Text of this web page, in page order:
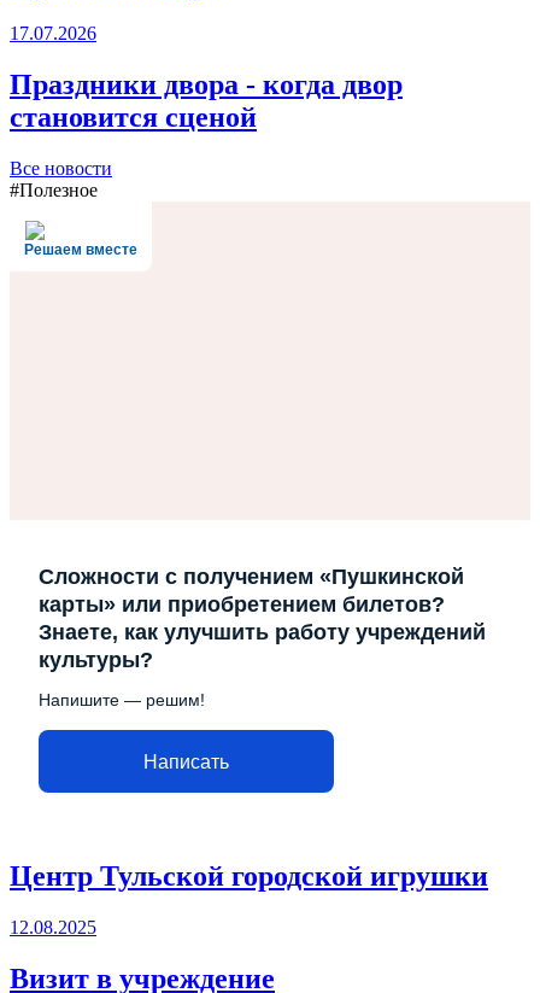
17.07.2026
Праздники двора - когда двор
становится сценой
Все новости
#Полезное
Решаем вместе
Сложности с получением «Пушкинской
карты» или приобретением билетов?
Знаете, как улучшить работу учреждений
культуры?
Напишите — решим!
Написать
Центр Тульской городской игрушки
12.08.2025
Визит в учреждение